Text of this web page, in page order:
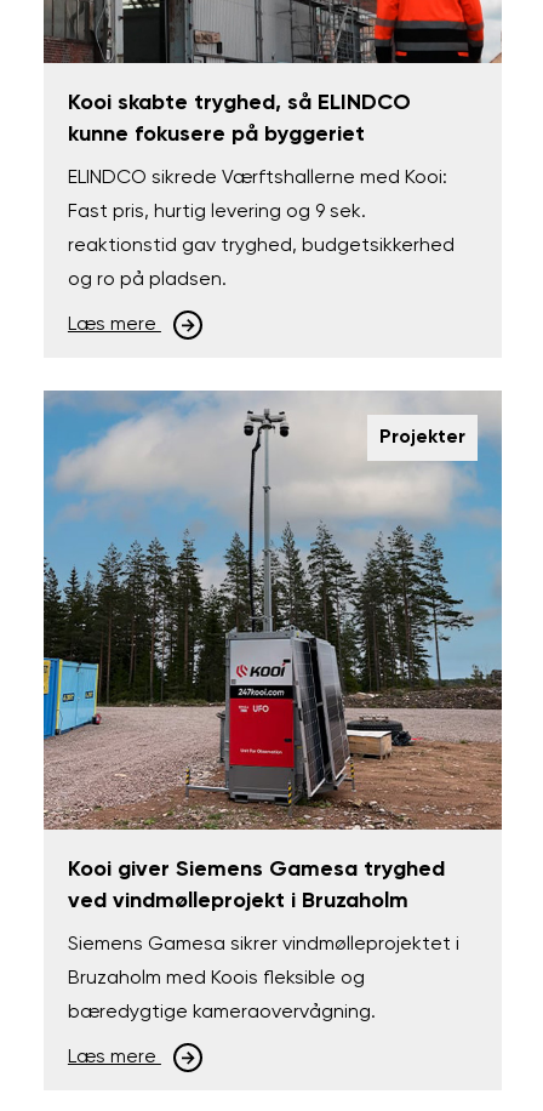
Kooi skabte tryghed, så ELINDCO
kunne fokusere på byggeriet
ELINDCO sikrede Værftshallerne med Kooi:
Fast pris, hurtig levering og 9 sek.
reaktionstid gav tryghed, budgetsikkerhed
og ro på pladsen.
Læs mere
Projekter
Kooi giver Siemens Gamesa tryghed
ved vindmølleprojekt i Bruzaholm
Siemens Gamesa sikrer vindmølleprojektet i
Bruzaholm med Koois fleksible og
bæredygtige kameraovervågning.
Læs mere